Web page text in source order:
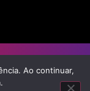
Ao continuar,